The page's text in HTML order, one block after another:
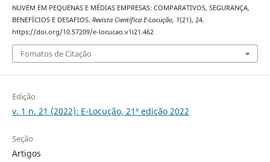
NUVEM EM PEQUENAS E MÉDIAS EMPRESAS: COMPARATIVOS, SEGURANÇA,
BENEFÍCIOS E DESAFIOS. Revista Científica E-Locução, 1(21), 24.
https://doi.org/10.57209/e-locucao.v1i21.462
Fomatos de Citação
Edição
v. 1 n. 21 (2022): E-Locução, 21ª edição 2022
Seção
Artigos